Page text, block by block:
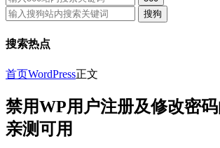
搜狗
搜索热点
首页WordPress正文
禁用WP用户注册及修改密
亲测可用